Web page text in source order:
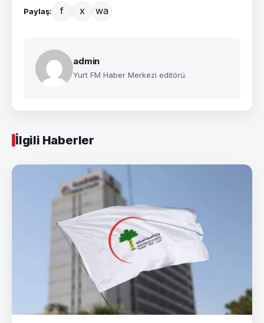
Paylaş: f x wa
admin
Yurt FM Haber Merkezi editörü.
İlgili Haberler